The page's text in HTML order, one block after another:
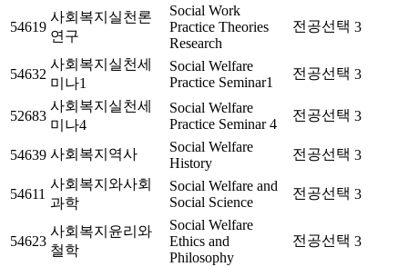
54619
사회복지실천론
연구
Social Work
Practice Theories
Research
전공선택 3
54632
사회복지실천세
미나1
Social Welfare
Practice Seminar1
전공선택 3
52683
사회복지실천세
미나4
Social Welfare
Practice Seminar 4
전공선택 3
54639 사회복지역사
Social Welfare
History
전공선택 3
54611
사회복지와사회
과학
Social Welfare and
Social Science
전공선택 3
54623
사회복지윤리와
철학
Social Welfare
Ethics and
Philosophy
전공선택 3